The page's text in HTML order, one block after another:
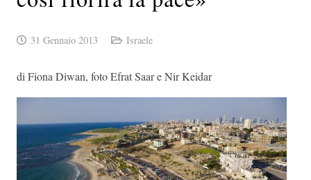
31 Gennaio 2013 Israele
di Fiona Diwan, foto Efrat Saar e Nir Keidar